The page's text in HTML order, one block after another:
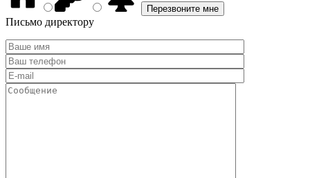
Письмо директору